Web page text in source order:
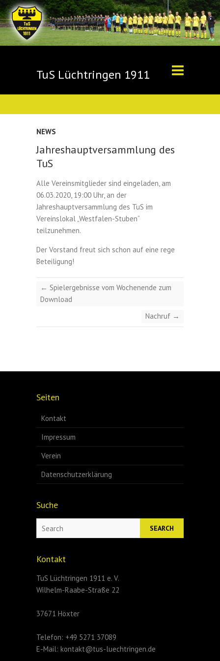
TuS Lüchtringen 1911
NEWS
Jahreshauptversammlung des
TuS
Alle Vereinsmitglieder sind eingeladen, am
06.03.2020, 19:00 Uhr, an der
Jahreshauptversammlung des TuS im
Vereinslokal „Westfalen-Stuben“
teilzunehmen.
Der Vorstand freut sich schon auf eine rege
Beteiligung!
← Spielergebnisse vom Wochenende zum
Download
Nachruf →
Seiten
Kontakt
Impressum
Verein
Datenschutzerklärung
Suche
Search
Kontakt
TuS Lüchtringen 1911 e. V.
Wilhelm-Raabe-Straße 22
37671 Höxter
Telefon: +49 5271 37089
E-Mail: kontakt@tus-luechtringen.de